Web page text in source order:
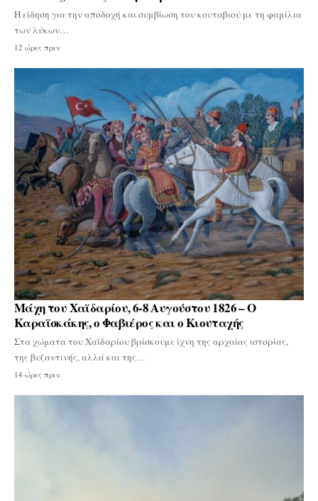
Η είδηση για την αποδοχή και συμβίωση του κουταβιού με τη φαμίλια
των λύκων…
12 ώρες πριν
Μάχη του Χαϊδαρίου, 6-8 Αυγούστου 1826 – Ο
Καραϊσκάκης, ο Φαβιέρος και ο Κιουταχής
Στα χώματα του Χαϊδαρίου βρίσκουμε ίχνη της αρχαίας ιστορίας,
της βυζαντινής, αλλά και της…
14 ώρες πριν